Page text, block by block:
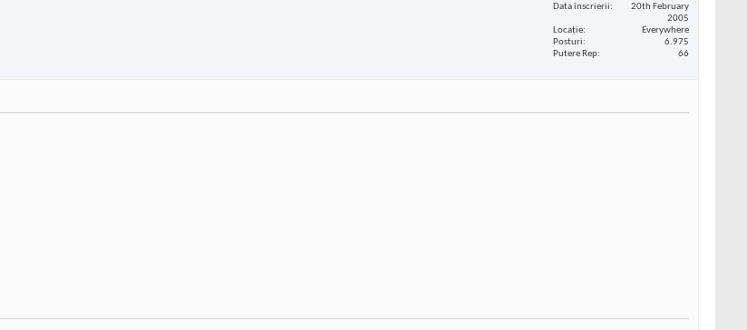
Data înscrierii
20th February
2005
Locaţie
Everywhere
Posturi
6.975
Putere Rep
66